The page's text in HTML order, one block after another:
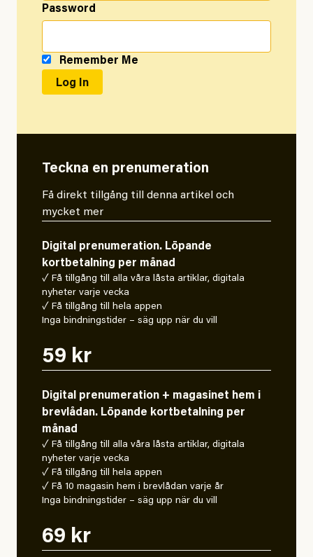
Password
Remember Me
Teckna en prenumeration
Få direkt tillgång till denna artikel och
mycket mer
Digital prenumeration. Löpande
kortbetalning per månad
✓ Få tillgång till alla våra låsta artiklar, digitala
nyheter varje vecka
✓ Få tillgång till hela appen
Inga bindningstider – säg upp när du vill
59 kr
Digital prenumeration + magasinet hem i
brevlådan. Löpande kortbetalning per
månad
✓ Få tillgång till alla våra låsta artiklar, digitala
nyheter varje vecka
✓ Få tillgång till hela appen
✓ Få 10 magasin hem i brevlådan varje år
Inga bindningstider – säg upp när du vill
69 kr